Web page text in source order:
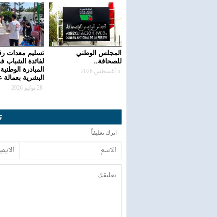
المجلس الوطني
للصحافة..
تسليم معدات
لفائدة الشباب
المبادرة الوطنية
البشرية
اترك تعليقاً